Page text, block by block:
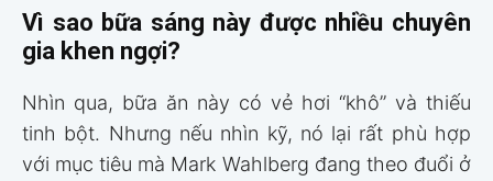
Vì sao bữa sáng này được nhiều chuyên
gia khen ngợi?
Nhìn qua, bữa ăn này có vẻ hơi “khô” và thiếu
tinh bột. Nhưng nếu nhìn kỹ, nó lại rất phù hợp
với mục tiêu mà Mark Wahlberg đang theo đuổi ở